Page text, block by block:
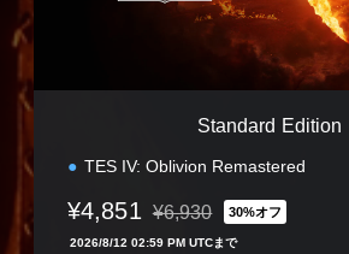
t
Standard Edition
TES IV: Oblivion Remastered
¥4,851 通常価格¥6,930より値引き
¥6,930 30%オフ
2026/8/12 02:59 PM UTCまで